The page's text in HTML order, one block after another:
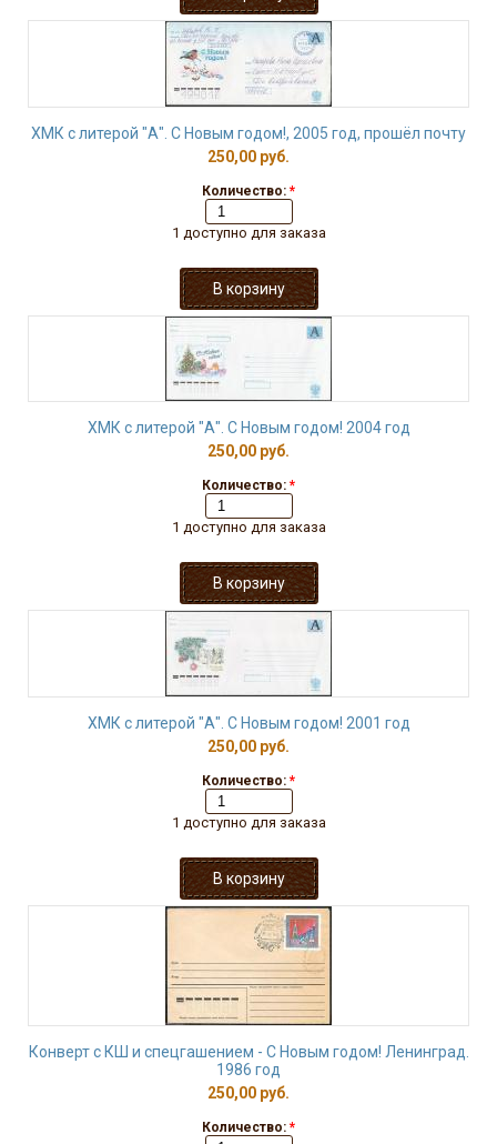
ХМК с литерой "А". С Новым годом!, 2005 год, прошёл почту
250,00 руб.
Количество: *
1 доступно для заказа
ХМК с литерой "А". С Новым годом! 2004 год
250,00 руб.
Количество: *
1 доступно для заказа
ХМК с литерой "А". С Новым годом! 2001 год
250,00 руб.
Количество: *
1 доступно для заказа
Конверт с КШ и спецгашением - С Новым годом! Ленинград.
1986 год
250,00 руб.
Количество: *